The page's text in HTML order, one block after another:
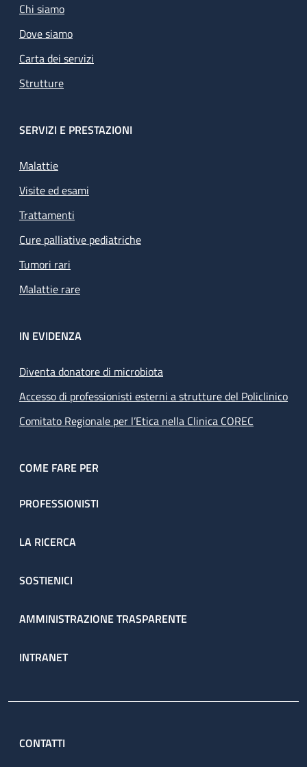
Chi siamo
Dove siamo
Carta dei servizi
Strutture
SERVIZI E PRESTAZIONI
Malattie
Visite ed esami
Trattamenti
Cure palliative pediatriche
Tumori rari
Malattie rare
IN EVIDENZA
Diventa donatore di microbiota
Accesso di professionisti esterni a strutture del Policlinico
Comitato Regionale per l’Etica nella Clinica COREC
COME FARE PER
PROFESSIONISTI
LA RICERCA
SOSTIENICI
AMMINISTRAZIONE TRASPARENTE
INTRANET
CONTATTI